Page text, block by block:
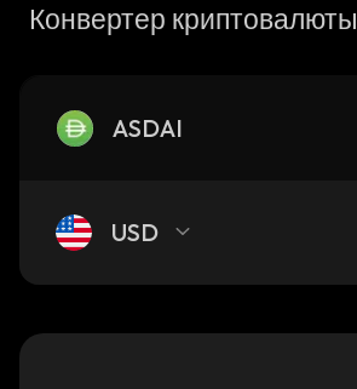
Конвертер криптовалюты
ASDAI
USD